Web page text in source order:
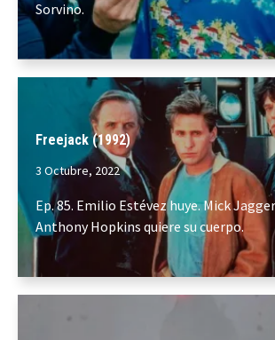
Sorvino.
Freejack (1992)
3 Octubre, 2022
Ep. 85. Emilio Estévez huye. Mick
Anthony Hopkins quiere su cuerpo.